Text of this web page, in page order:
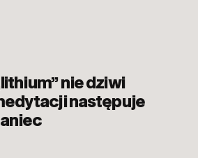
nie dziwi
następuje